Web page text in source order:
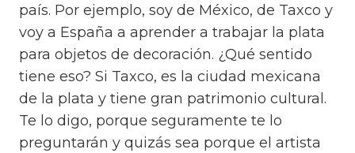
país. Por ejemplo, soy de México, de Taxco y
voy a España a aprender a trabajar la plata
para objetos de decoración. ¿Qué sentido
tiene eso? Si Taxco, es la ciudad mexicana
de la plata y tiene gran patrimonio cultural.
Te lo digo, porque seguramente te lo
preguntarán y quizás sea porque el artista